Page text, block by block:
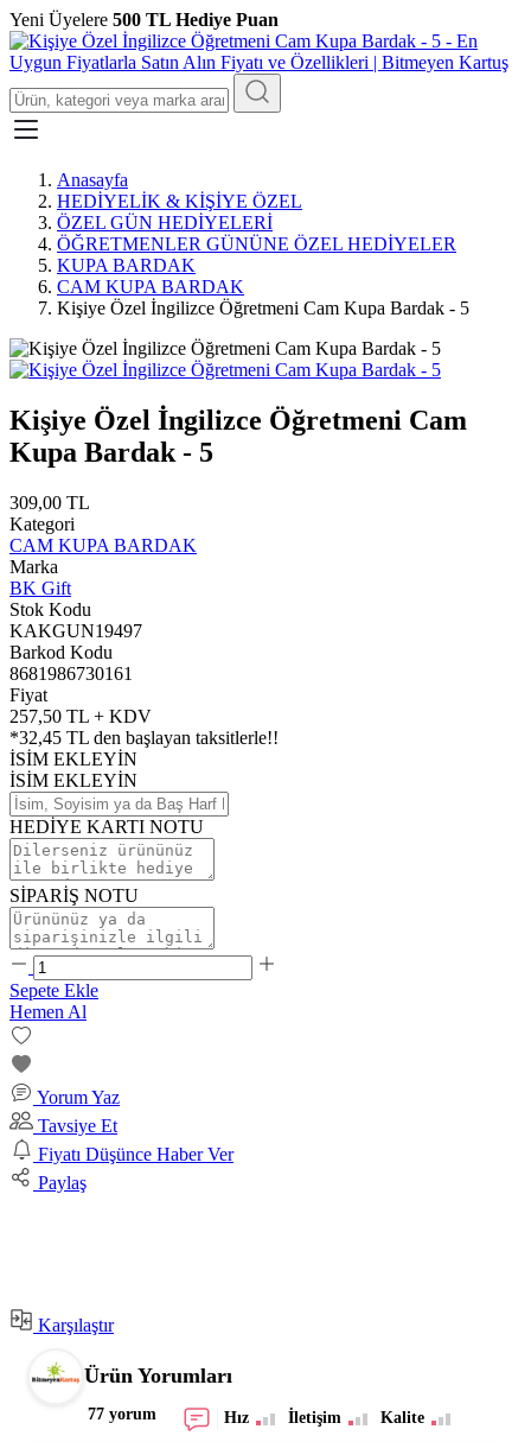
Yeni Üyelere 500 TL Hediye Puan
Anasayfa
HEDİYELİK & KİŞİYE ÖZEL
ÖZEL GÜN HEDİYELERİ
ÖĞRETMENLER GÜNÜNE ÖZEL HEDİYELER
KUPA BARDAK
CAM KUPA BARDAK
Kişiye Özel İngilizce Öğretmeni Cam Kupa Bardak - 5
Kişiye Özel İngilizce Öğretmeni Cam
Kupa Bardak - 5
309,00 TL
Kategori
CAM KUPA BARDAK
Marka
BK Gift
Stok Kodu
KAKGUN19497
Barkod Kodu
8681986730161
Fiyat
257,50 TL + KDV
*32,45 TL den başlayan taksitlerle!!
İSİM EKLEYİN
İSİM EKLEYİN
HEDİYE KARTI NOTU
SİPARİŞ NOTU
Sepete Ekle
Hemen Al
Yorum Yaz
Tavsiye Et
Fiyatı Düşünce Haber Ver
Paylaş
Karşılaştır
Ürün Yorumları
77 yorum Hız İletişim Kalite